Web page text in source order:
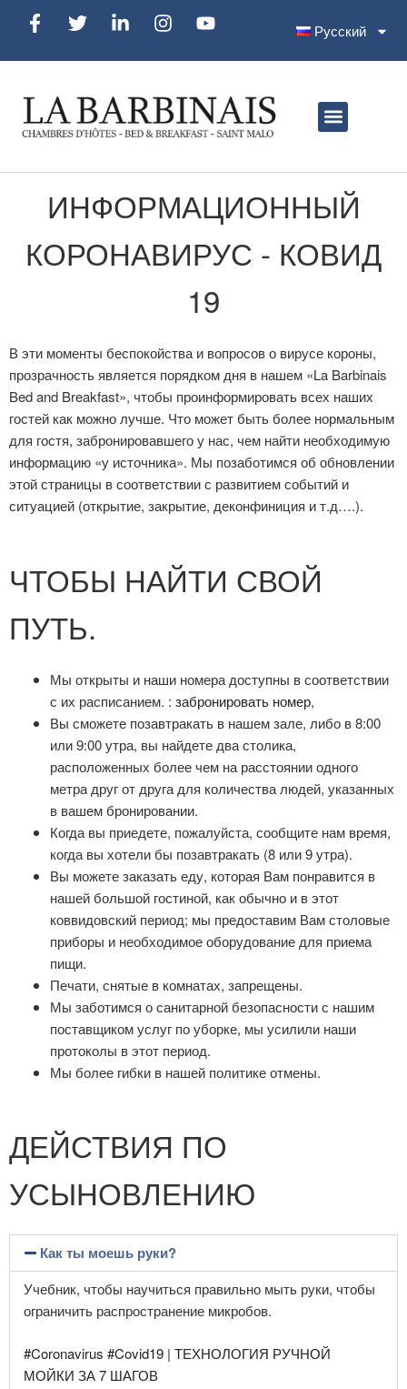
Русский
ИНФОРМАЦИОННЫЙ
КОРОНАВИРУС - КОВИД
19
В эти моменты беспокойства и вопросов о вирусе короны,
прозрачность является порядком дня в нашем «La Barbinais
Bed and Breakfast», чтобы проинформировать всех наших
гостей как можно лучше. Что может быть более нормальным
для гостя, забронировавшего у нас, чем найти необходимую
информацию «у источника». Мы позаботимся об обновлении
этой страницы в соответствии с развитием событий и
ситуацией (открытие, закрытие, деконфиниция и т.д….).
ЧТОБЫ НАЙТИ СВОЙ
ПУТЬ.
Мы открыты и наши номера доступны в соответствии
с их расписанием. : забронировать номер,
Вы сможете позавтракать в нашем зале, либо в 8:00
или 9:00 утра, вы найдете два столика,
расположенных более чем на расстоянии одного
метра друг от друга для количества людей, указанных
в вашем бронировании.
Когда вы приедете, пожалуйста, сообщите нам время,
когда вы хотели бы позавтракать (8 или 9 утра).
Вы можете заказать еду, которая Вам понравится в
нашей большой гостиной, как обычно и в этот
коввидовский период; мы предоставим Вам столовые
приборы и необходимое оборудование для приема
пищи.
Печати, снятые в комнатах, запрещены.
Мы заботимся о санитарной безопасности с нашим
поставщиком услуг по уборке, мы усилили наши
протоколы в этот период.
Мы более гибки в нашей политике отмены.
ДЕЙСТВИЯ ПО
УСЫНОВЛЕНИЮ
Как ты моешь руки?
Учебник, чтобы научиться правильно мыть руки, чтобы
ограничить распространение микробов.
#Coronavirus #Covid19 | ТЕХНОЛОГИЯ РУЧНОЙ
МОЙКИ ЗА 7 ШАГОВ